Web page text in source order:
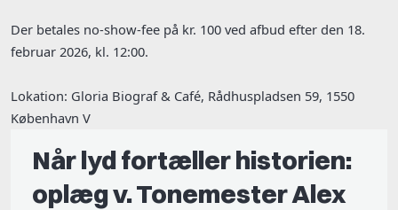
Der betales no-show-fee på kr. 100 ved afbud efter den 18.
februar 2026, kl. 12:00.
Lokation: Gloria Biograf & Café, Rådhuspladsen 59, 1550
København V
Når lyd fortæller historien:
oplæg v. Tonemester Alex